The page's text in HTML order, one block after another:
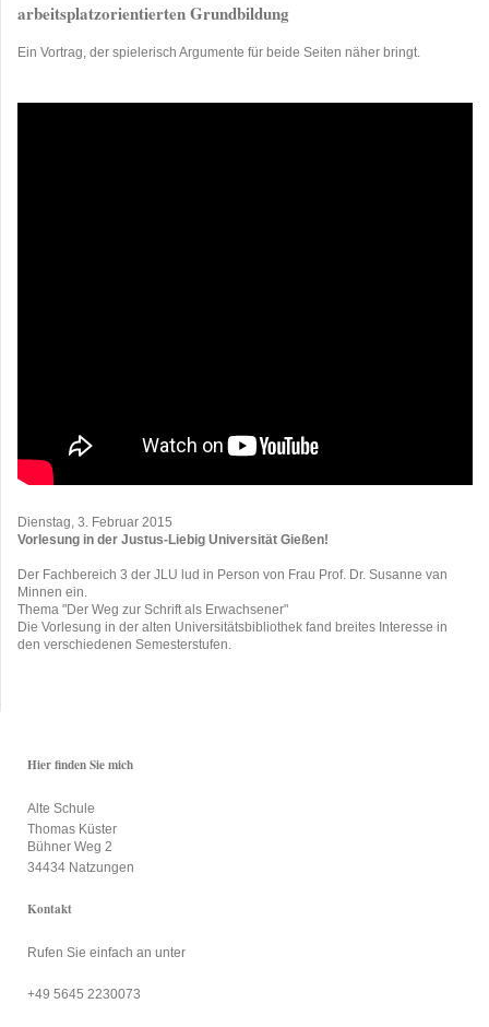
arbeitsplatzorientierten Grundbildung
Ein Vortrag, der spielerisch Argumente für beide Seiten näher bringt.
Dienstag, 3. Februar 2015
Vorlesung in der Justus-Liebig Universität Gießen!
Der Fachbereich 3 der JLU lud in Person von Frau Prof. Dr. Susanne van
Minnen ein.
Thema "Der Weg zur Schrift als Erwachsener"
Die Vorlesung in der alten Universitätsbibliothek fand breites Interesse in
den verschiedenen Semesterstufen.
Hier finden Sie mich
Alte Schule
Thomas Küster
Bühner Weg 2
34434 Natzungen
Kontakt
Rufen Sie einfach an unter
+49 5645 2230073